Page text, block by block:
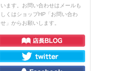
います。お問い合わせはメールも
しくはショップHP「お問い合わ
せ」からお願いします。